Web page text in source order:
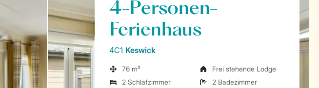
4-Personen-
Ferienhaus
4C1 Keswick
76 m²
Frei stehende Lodge
2 Schlafzimmer
2 Badezimmer